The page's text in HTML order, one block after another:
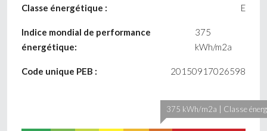
Classe énergétique : E
Indice mondial de performance
énergétique:
375
kWh/m2a
Code unique PEB : 20150917026598
375 kWh/m2a | Classe